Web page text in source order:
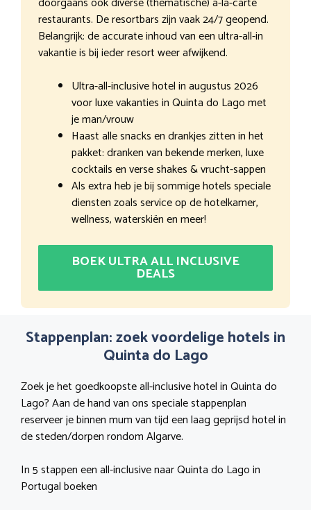
restaurants. De resortbars zijn vaak 24/7 geopend.
Belangrijk: de accurate inhoud van een ultra-all-in
vakantie is bij ieder resort weer afwijkend.
Ultra-all-inclusive hotel in augustus 2026
voor luxe vakanties in Quinta do Lago met
je man/vrouw
Haast alle snacks en drankjes zitten in het
pakket: dranken van bekende merken, luxe
cocktails en verse shakes & vrucht-sappen
Als extra heb je bij sommige hotels speciale
diensten zoals service op de hotelkamer,
wellness, waterskiën en meer!
BOEK ULTRA ALL INCLUSIVE
DEALS
Stappenplan: zoek voordelige hotels in
Quinta do Lago
Zoek je het goedkoopste all-inclusive hotel in Quinta do
Lago? Aan de hand van ons speciale stappenplan
reserveer je binnen mum van tijd een laag geprijsd hotel in
de steden/dorpen rondom Algarve.
In 5 stappen een all-inclusive naar Quinta do Lago in
Portugal boeken